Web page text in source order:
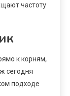
частоту
к корням,
сегодня
подходе